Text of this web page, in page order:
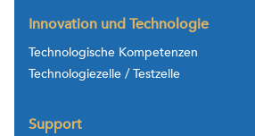
Innovation und Technologie
Technologische Kompetenzen
Technologiezelle / Testzelle
Support